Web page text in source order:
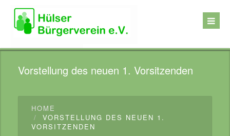
Vorstellung des neuen 1. Vorsitzenden
HOME
VORSTELLUNG DES NEUEN 1.
VORSITZENDEN